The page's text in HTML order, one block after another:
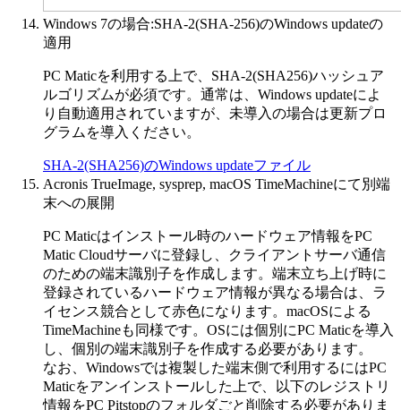
Windows 7の場合:SHA-2(SHA-256)のWindows updateの
適用
PC Maticを利用する上で、SHA-2(SHA256)ハッシュア
ルゴリズムが必須です。通常は、Windows updateによ
り自動適用されていますが、未導入の場合は更新プロ
グラムを導入ください。
SHA-2(SHA256)のWindows updateファイル
Acronis TrueImage, sysprep, macOS TimeMachineにて別端
末への展開
PC Maticはインストール時のハードウェア情報をPC
Matic Cloudサーバに登録し、クライアントサーバ通信
のための端末識別子を作成します。端末立ち上げ時に
登録されているハードウェア情報が異なる場合は、ラ
イセンス競合として赤色になります。macOSによる
TimeMachineも同様です。OSには個別にPC Maticを導入
し、個別の端末識別子を作成する必要があります。
なお、Windowsでは複製した端末側で利用するにはPC
Maticをアンインストールした上で、以下のレジストリ
情報をPC Pitstopのフォルダごと削除する必要がありま